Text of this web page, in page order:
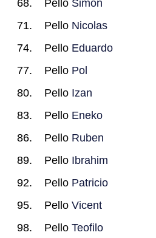
Pello Simon
Pello Nicolas
Pello Eduardo
Pello Pol
Pello Izan
Pello Eneko
Pello Ruben
Pello Ibrahim
Pello Patricio
Pello Vicent
Pello Teofilo